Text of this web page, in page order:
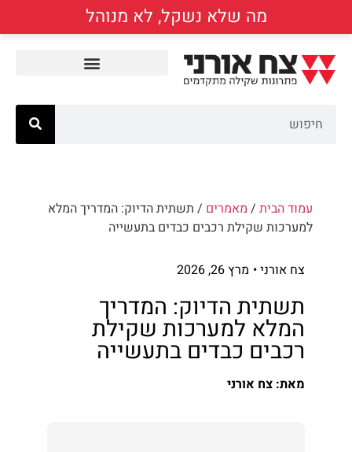
מה שלא נשקל, לא מנוהל
עמוד הבית / מאמרים / תשתית הדיוק: המדריך המלא
למערכות שקילת רכבים כבדים בתעשייה
צח אורני • מרץ 26, 2026
תשתית הדיוק: המדריך
המלא למערכות שקילת
רכבים כבדים בתעשייה
מאת: צח אורני